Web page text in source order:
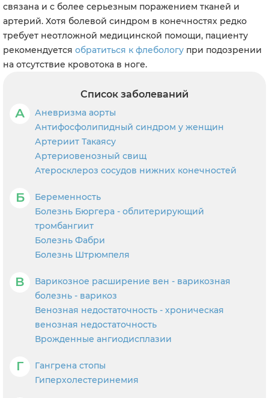
связана и с более серьезным поражением тканей и
артерий. Хотя болевой синдром в конечностях редко
требует неотложной медицинской помощи, пациенту
рекомендуется обратиться к флебологу при подозрении
на отсутствие кровотока в ноге.
Список заболеваний
А
Аневризма аорты
Антифосфолипидный синдром у женщин
Артериит Такаясу
Артериовенозный свищ
Атеросклероз сосудов нижних конечностей
Б
Беременность
Болезнь Бюргера - облитерирующий
тромбангиит
Болезнь Фабри
Болезнь Штрюмпеля
В
Варикозное расширение вен - варикозная
болезнь - варикоз
Венозная недостаточность - хроническая
венозная недостаточность
Врожденные ангиодисплазии
Г
Гангрена стопы
Гиперхолестеринемия